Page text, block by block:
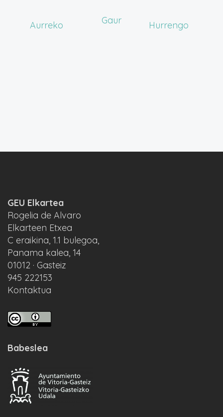
AurrekoEkitaldiak Gaur Hurrengo
GEU Elkartea
Rogelia de Alvaro
Elkarteen Etxea
C eraikina, 1.1 bulegoa,
Panama kalea, 14
01012 · Gasteiz
945 222153
Kontaktua
Babeslea